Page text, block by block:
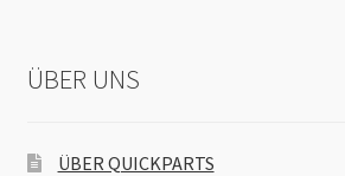
ÜBER UNS
ÜBER QUICKPARTS